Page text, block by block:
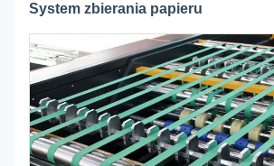
System zbierania papieru